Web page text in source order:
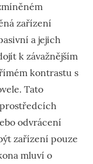
zařízení
a jejich
k závažnějším
kontrastu s
Tato
odvrácení
zařízení pouze
mluví o